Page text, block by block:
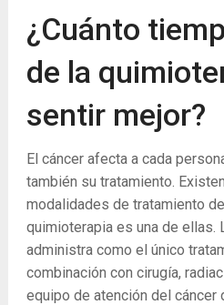
¿Cuánto
de la
sentir mejor?
El cáncer afecta a cada
también su tratamiento.
modalidades de tratamiento
quimioterapia es una de ellas.
administra como el único
combinación con cirugía,
equipo de atención del cáncer